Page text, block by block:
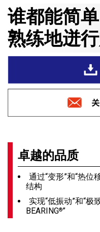
谁都能简单
熟练地迸
卓越的品质
通过“变形”和“热位
结构
实现“低振动”和“极
BEARING®”